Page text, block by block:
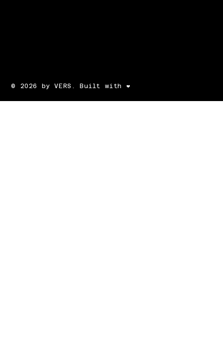
© 2026 by VERS. Built with ❤️